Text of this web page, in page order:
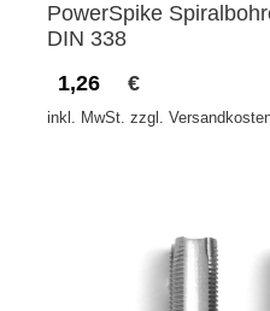
PowerSpike
DIN 338
1,26
€
inkl. MwSt. zzgl.